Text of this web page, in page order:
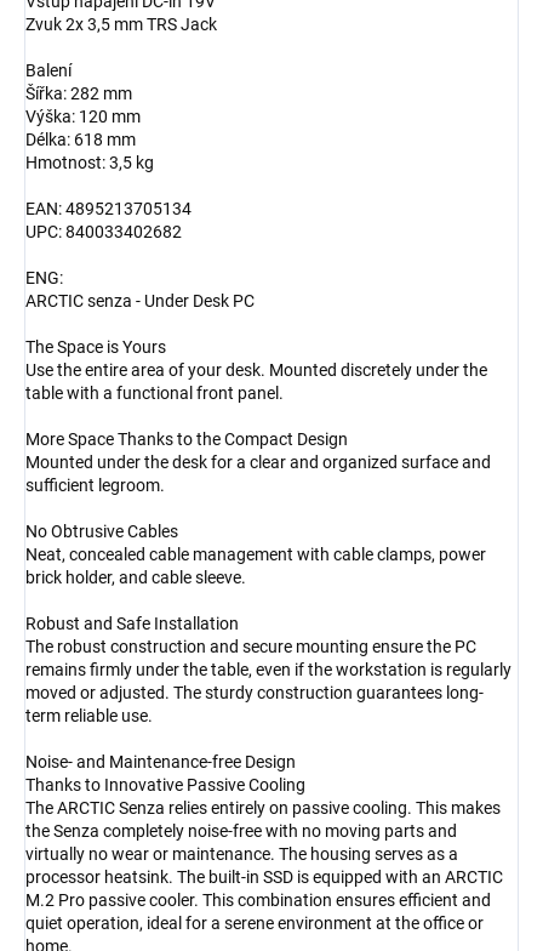
Zvuk 2x 3,5 mm TRS Jack
Balení
Šířka: 282 mm
Výška: 120 mm
Délka: 618 mm
Hmotnost: 3,5 kg
EAN: 4895213705134
UPC: 840033402682
ENG:
ARCTIC senza - Under Desk PC
The Space is Yours
Use the entire area of your desk. Mounted discretely under the
table with a functional front panel.
More Space Thanks to the Compact Design
Mounted under the desk for a clear and organized surface and
sufficient legroom.
No Obtrusive Cables
Neat, concealed cable management with cable clamps, power
brick holder, and cable sleeve.
Robust and Safe Installation
The robust construction and secure mounting ensure the PC
remains firmly under the table, even if the workstation is regularly
moved or adjusted. The sturdy construction guarantees long-
term reliable use.
Noise- and Maintenance-free Design
Thanks to Innovative Passive Cooling
The ARCTIC Senza relies entirely on passive cooling. This makes
the Senza completely noise-free with no moving parts and
virtually no wear or maintenance. The housing serves as a
processor heatsink. The built-in SSD is equipped with an ARCTIC
M.2 Pro passive cooler. This combination ensures efficient and
quiet operation, ideal for a serene environment at the office or
home.